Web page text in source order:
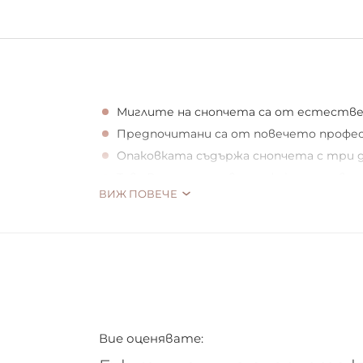
Миглите на снопчета са от
Предпочитани са от повечето
Опаковката съдържа снопчета с три
комбинации
къси мигли - 17 снопчета
ВИЖ ПОВЕЧЕ
Вие оценявате: